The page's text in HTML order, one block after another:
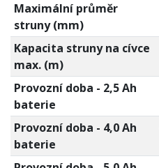
Maximální průměr
struny (mm)
Kapacita struny na cívce
max. (m)
Provozní doba - 2,5 Ah
baterie
Provozní doba - 4,0 Ah
baterie